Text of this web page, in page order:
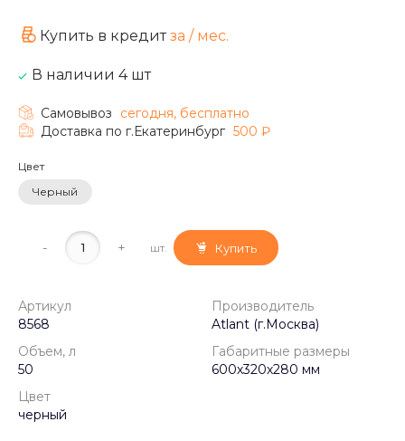
Купить в кредитза / мес.
В наличии 4 шт
Самовывоз
сегодня, бесплатно
Доставка по г.Екатеринбург 500 ₽
Цвет
Черный
Артикул
8568
Производитель
Atlant (г.Москва)
Объем, л
50
Габаритные размеры
600х320х280 мм
Цвет
черный